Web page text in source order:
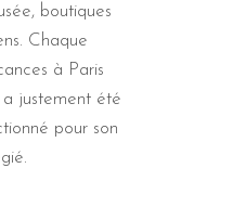
boutiques
Chaque
à Paris
a justement été
pour son